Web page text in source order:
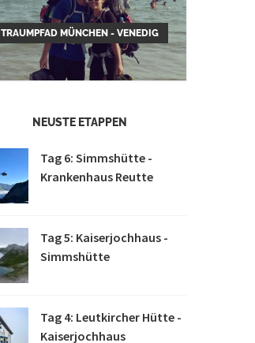
TRAUMPFAD MÜNCHEN - VENEDIG
NEUSTE ETAPPEN
Tag 6: Simmshütte -
Krankenhaus Reutte
Tag 5: Kaiserjochhaus -
Simmshütte
Tag 4: Leutkircher Hütte -
Kaiserjochhaus